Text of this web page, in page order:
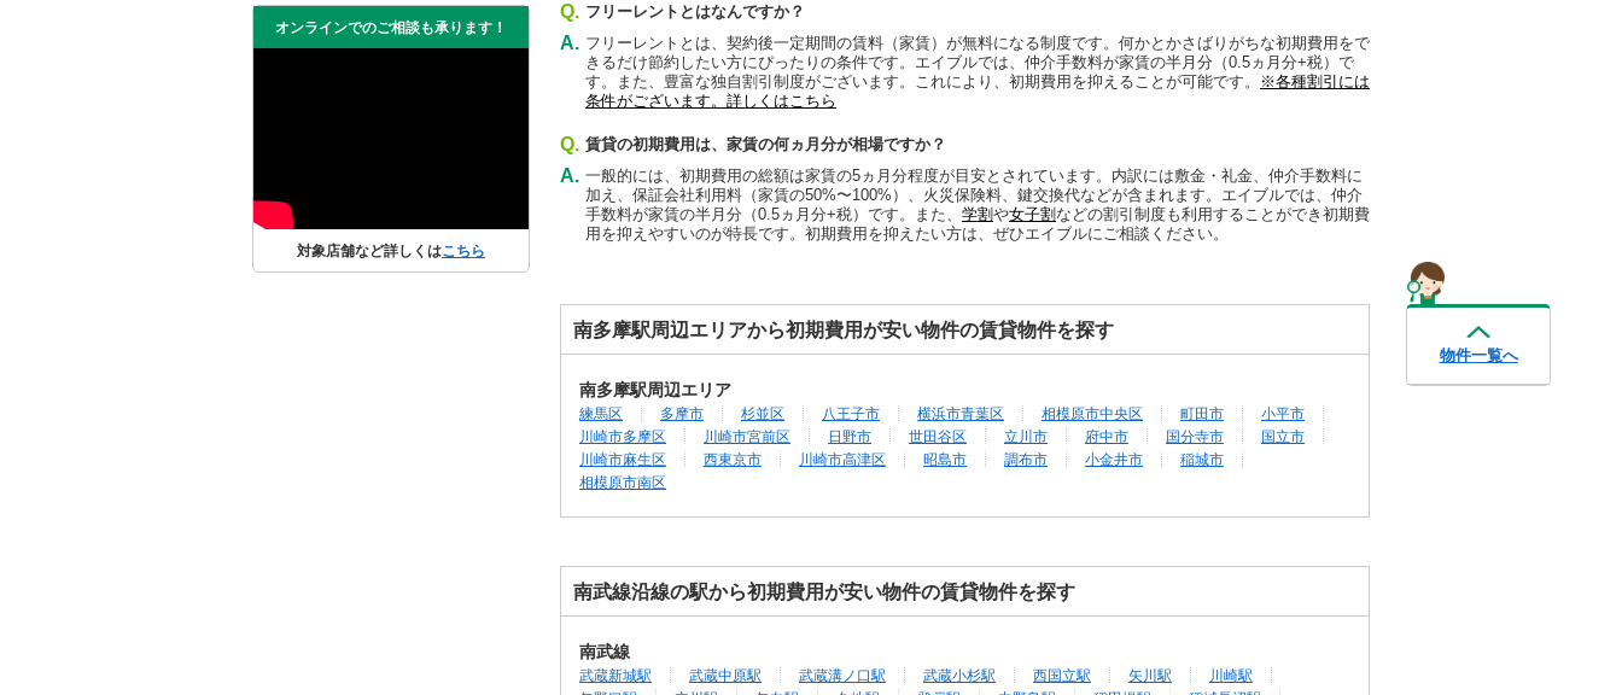
オンラインでのご相談も承ります！
対象店舗など詳しくはこちら
Q. フリーレントとはなんですか？
A. フリーレントとは、契約後一定期間の賃料（家賃）が無料になる制度です。何かとかさばりがちな初期費用をで
きるだけ節約したい方にぴったりの条件です。エイブルでは、仲介手数料が家賃の半月分（0.5ヵ月分+税）で
す。また、豊富な独自割引制度がございます。これにより、初期費用を抑えることが可能です。
※各種割引には
条件がございます。詳しくはこちら
Q. 賃貸の初期費用は、家賃の何ヵ月分が相場ですか？
A. 一般的には、初期費用の総額は家賃の5ヵ月分程度が目安とされています。内訳には敷金・礼金、仲介手数料に
加え、保証会社利用料（家賃の50%〜100%）、火災保険料、鍵交換代などが含まれます。エイブルでは、仲介
手数料が家賃の半月分（0.5ヵ月分+税）です。また、 学割や女子割 などの割引制度も利用することができ初期費
用を抑えやすいのが特長です。初期費用を抑えたい方は、ぜひエイブルにご相談ください。
物件一覧へ
南多摩駅周辺エリアから初期費用が安い物件の賃貸物件を探す
南多摩駅周辺エリア
練馬区 多摩市 杉並区 八王子市 横浜市青葉区 相模原市中央区 町田市
小平市
川崎市多摩区
川崎市宮前区 日野市 世田谷区 立川市 府中市 国分寺市
国立市
川崎市麻生区
西東京市 川崎市高津区 昭島市 調布市 小金井市
稲城市
相模原市南区
南武線沿線の駅から初期費用が安い物件の賃貸物件を探す
南武線
武蔵新城駅 武蔵中原駅 武蔵溝ノ口駅 武蔵小杉駅 西国立駅 矢川駅
川崎駅